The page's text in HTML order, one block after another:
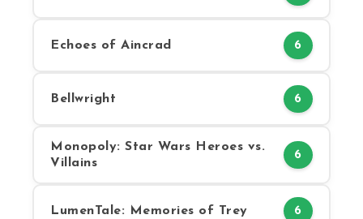
Echoes of Aincrad 6
Bellwright 6
Monopoly: Star Wars Heroes vs.
Villains
6
LumenTale: Memories of Trey 6